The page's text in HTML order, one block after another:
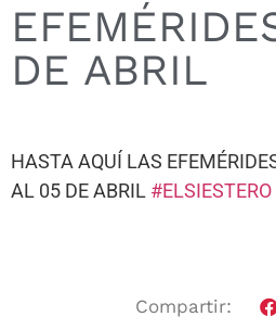
DE ABRIL
HASTA AQUÍ LAS
AL 05 DE ABRIL #ELSIESTERO
Compartir: